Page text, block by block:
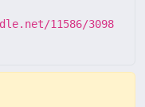
11586/3098